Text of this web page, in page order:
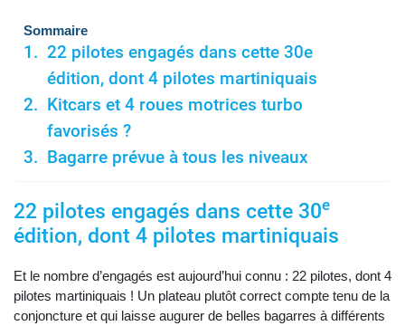
Sommaire
22 pilotes engagés dans cette 30e
édition, dont 4 pilotes martiniquais
Kitcars et 4 roues motrices turbo
favorisés ?
Bagarre prévue à tous les niveaux
22 pilotes engagés dans cette 30e
édition, dont 4 pilotes martiniquais
Et le nombre d’engagés est aujourd’hui connu : 22 pilotes, dont 4
pilotes martiniquais ! Un plateau plutôt correct compte tenu de la
conjoncture et qui laisse augurer de belles bagarres à différents